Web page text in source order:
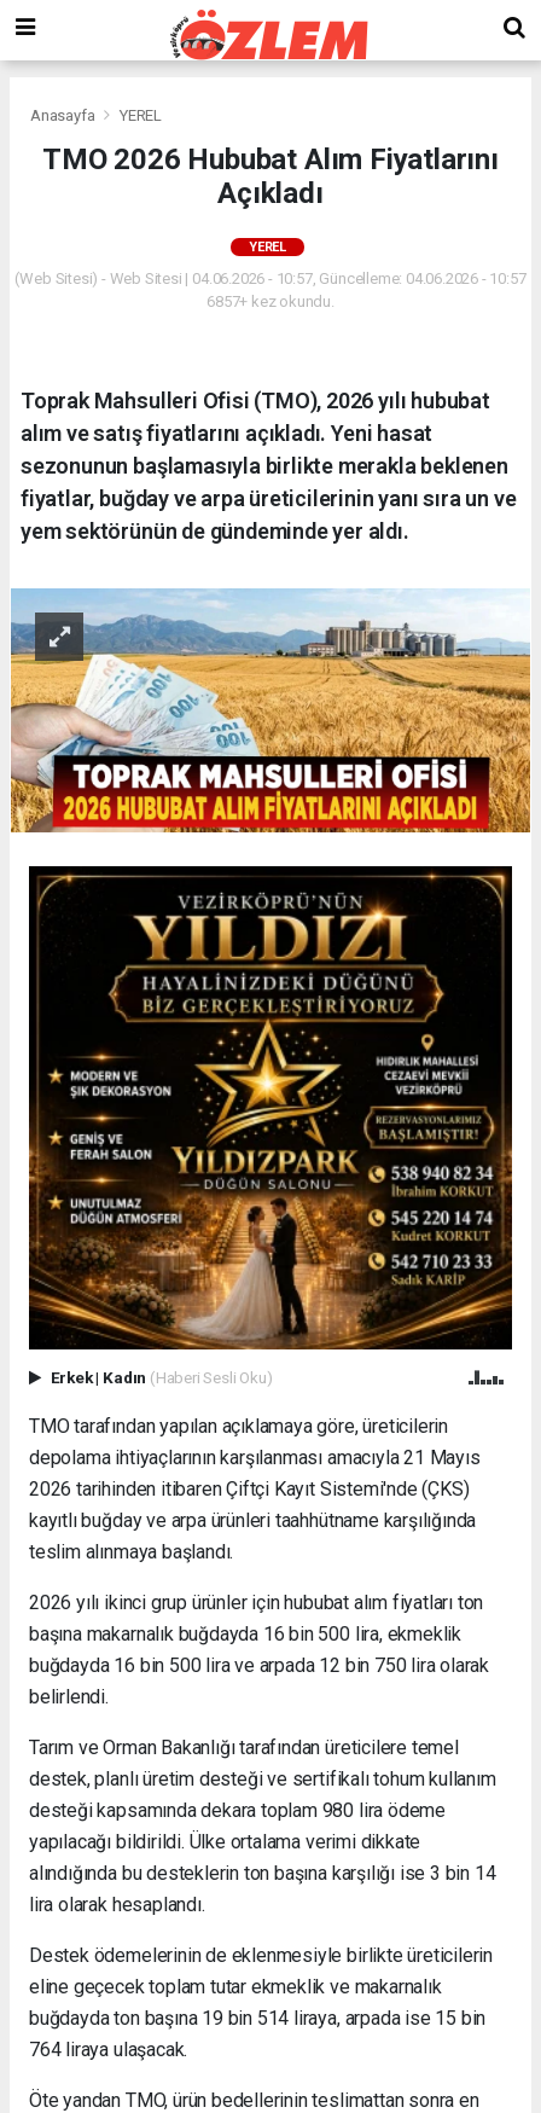
Anasayfa YEREL
TMO 2026 Hububat Alım Fiyatlarını
Açıkladı
YEREL
(Web Sitesi) - Web Sitesi | 04.06.2026 - 10:57, Güncelleme: 04.06.2026 - 10:57
6857+ kez okundu.
Toprak Mahsulleri Ofisi (TMO), 2026 yılı hububat
alım ve satış fiyatlarını açıkladı. Yeni hasat
sezonunun başlamasıyla birlikte merakla beklenen
fiyatlar, buğday ve arpa üreticilerinin yanı sıra un ve
yem sektörünün de gündeminde yer aldı.
Erkek| Kadın (Haberi Sesli Oku)
TMO tarafından yapılan açıklamaya göre, üreticilerin
depolama ihtiyaçlarının karşılanması amacıyla 21 Mayıs
2026 tarihinden itibaren Çiftçi Kayıt Sistemi'nde (ÇKS)
kayıtlı buğday ve arpa ürünleri taahhütname karşılığında
teslim alınmaya başlandı.
2026 yılı ikinci grup ürünler için hububat alım fiyatları ton
başına makarnalık buğdayda 16 bin 500 lira, ekmeklik
buğdayda 16 bin 500 lira ve arpada 12 bin 750 lira olarak
belirlendi.
Tarım ve Orman Bakanlığı tarafından üreticilere temel
destek, planlı üretim desteği ve sertifikalı tohum kullanım
desteği kapsamında dekara toplam 980 lira ödeme
yapılacağı bildirildi. Ülke ortalama verimi dikkate
alındığında bu desteklerin ton başına karşılığı ise 3 bin 14
lira olarak hesaplandı.
Destek ödemelerinin de eklenmesiyle birlikte üreticilerin
eline geçecek toplam tutar ekmeklik ve makarnalık
buğdayda ton başına 19 bin 514 liraya, arpada ise 15 bin
764 liraya ulaşacak.
Öte yandan TMO, ürün bedellerinin teslimattan sonra en